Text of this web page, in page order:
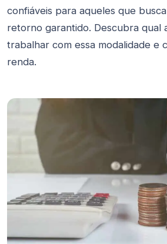
confiáveis para aqueles que
retorno garantido. Descubra qual
trabalhar com essa modalidade e
renda.